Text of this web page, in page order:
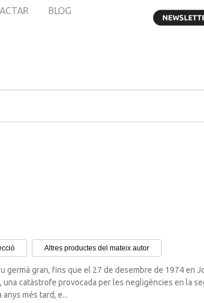
BLOG
Altres productes del mateix autor
germà gran, fins que el 27 de desembre de 1974 en
una catàstrofe provocada per les negligències en la
més tard, e...